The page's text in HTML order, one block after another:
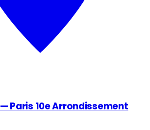
Paris 10e Arrondissement